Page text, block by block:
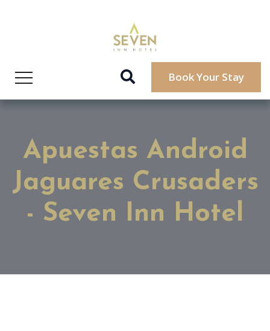
Book Your Stay
Apuestas Android
Jaguares Crusaders
- Seven Inn Hotel